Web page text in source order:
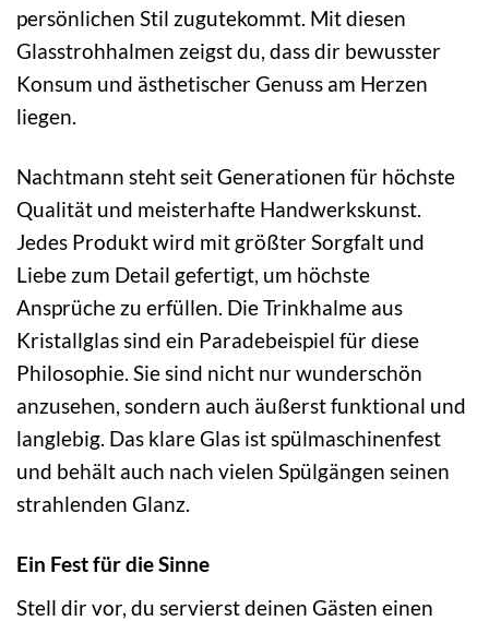
persönlichen Stil zugutekommt. Mit diesen
Glasstrohhalmen zeigst du, dass dir bewusster
Konsum und ästhetischer Genuss am Herzen
liegen.
Nachtmann steht seit Generationen für höchste
Qualität und meisterhafte Handwerkskunst.
Jedes Produkt wird mit größter Sorgfalt und
Liebe zum Detail gefertigt, um höchste
Ansprüche zu erfüllen. Die Trinkhalme aus
Kristallglas sind ein Paradebeispiel für diese
Philosophie. Sie sind nicht nur wunderschön
anzusehen, sondern auch äußerst funktional und
langlebig. Das klare Glas ist spülmaschinenfest
und behält auch nach vielen Spülgängen seinen
strahlenden Glanz.
Ein Fest für die Sinne
Stell dir vor, du servierst deinen Gästen einen